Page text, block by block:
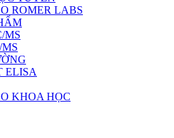
ROMER LABS
MS
ELISA
KHOA HỌC